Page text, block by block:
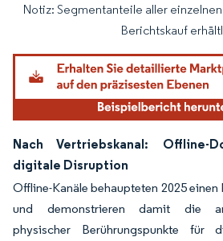
Bild © Mordor Intelligence. Wiederverwendung
Notiz: Segmentanteile aller
Berichtskauf
Nach Vertriebskanal: Offline-
digitale Disruption
Offline-Kanäle behaupteten 2025 einen
und demonstrieren damit die
physischer Berührungspunkte für